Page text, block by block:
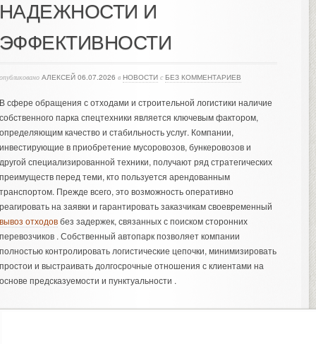
И
АЛЕКСЕЙ 06.07.2026 в НОВОСТИ с БЕЗ КОММЕНТАРИЕВ
сфере обращения с отходами и строительной логистики наличие
парка спецтехники является ключевым фактором,
качество и стабильность услуг. Компании,
в приобретение мусоровозов, бункеровозов и
специализированной техники, получают ряд стратегических
перед теми, кто пользуется арендованным
Прежде всего, это возможность оперативно
на заявки и гарантировать заказчикам своевременный
отходовбез задержек, связанных с поиском сторонних
. Собственный автопарк позволяет компании
контролировать логистические цепочки, минимизировать
и выстраивать долгосрочные отношения с клиентами на
предсказуемости и пунктуальности .